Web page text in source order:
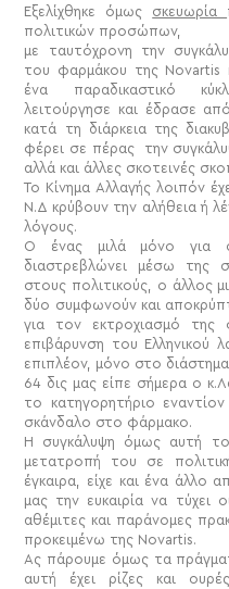
Εξελίχθηκε όμως σκευωρία
πολιτικών προσώπων,
με ταυτόχρονη την
του φαρμάκου της Novartis
ένα παραδικαστικό
λειτούργησε και έδρασε
κατά τη διάρκεια της
φέρει σε πέρας την
αλλά και άλλες σκοτεινές
Το Κίνημα Αλλαγής λοιπόν
Ν.Δ κρύβουν την αλήθεια ή
λόγους.
Ο ένας μιλά μόνο για
διαστρεβλώνει μέσω της
στους πολιτικούς, ο άλλος
δύο συμφωνούν και
για τον εκτροχιασμό της
επιβάρυνση του
επιπλέον, μόνο στο
64 δις μας είπε σήμερα ο
το κατηγορητήριο
σκάνδαλο στο φάρμακο.
Η συγκάλυψη όμως αυτή
μετατροπή του σε
έγκαιρα, είχε και ένα
μας την ευκαιρία να τύχει
αθέμιτες και παράνομες
προκειμένω της Novartis.
Ας πάρουμε όμως τα
αυτή έχει ρίζες και